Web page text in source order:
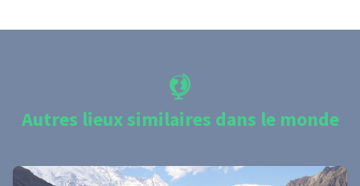
Autres lieux similaires dans le monde